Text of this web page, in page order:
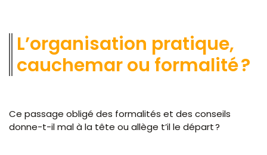
L’organisation pratique,
cauchemar ou formalité ?
Ce passage obligé des formalités et des conseils
donne-t-il mal à la tête ou allège t’il le départ ?